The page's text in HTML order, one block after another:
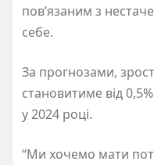
пов’язаним з
себе.
За прогнозами,
становитиме від
у 2024 році.
“Ми хочемо мати